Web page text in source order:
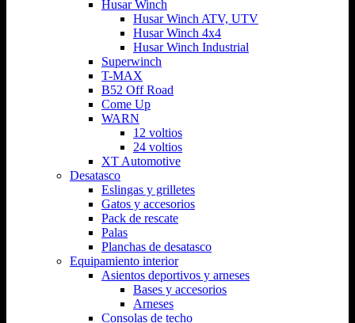
Husar Winch
Husar Winch ATV, UTV
Husar Winch 4x4
Husar Winch Industrial
Superwinch
T-MAX
B52 Off Road
Come Up
WARN
12 voltios
24 voltios
XT Automotive
Desatasco
Eslingas y grilletes
Gatos y accesorios
Pack de rescate
Palas
Planchas de desatasco
Equipamiento interior
Asientos deportivos y arneses
Bases y accesorios
Arneses
Consolas de techo